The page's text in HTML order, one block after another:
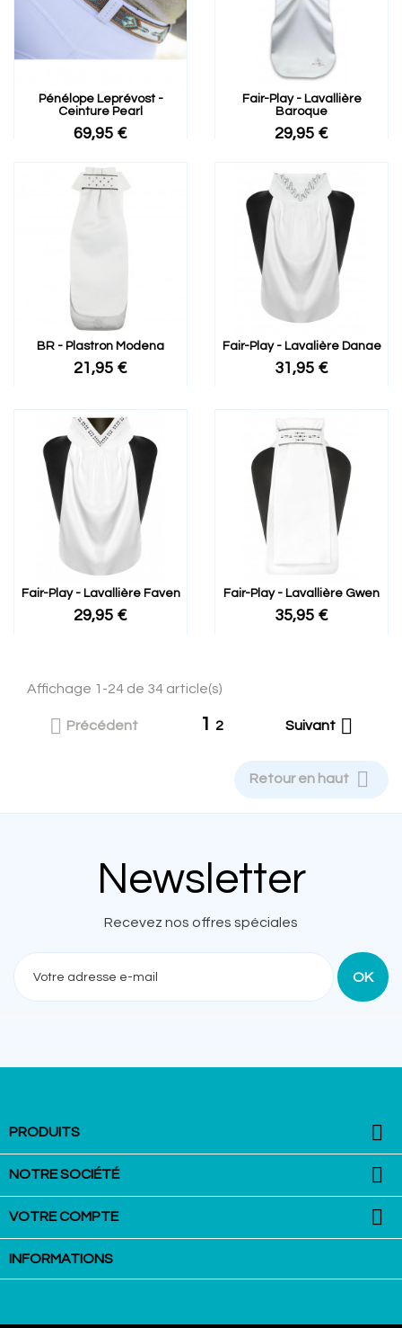
Pénélope Leprévost -
Ceinture Pearl
69,95 €
Fair-Play - Lavallière
Baroque
29,95 €
BR - Plastron Modena
21,95 €
Fair-Play - Lavalière Danae
31,95 €
Fair-Play - Lavallière Faven
29,95 €
Fair-Play - Lavallière Gwen
35,95 €
Affichage 1-24 de 34 article(s)
 Précédent 1 2 Suivant 
Retour en haut 
Newsletter
Recevez nos offres spéciales
PRODUITS 
NOTRE SOCIÉTÉ 
VOTRE COMPTE 
INFORMATIONS